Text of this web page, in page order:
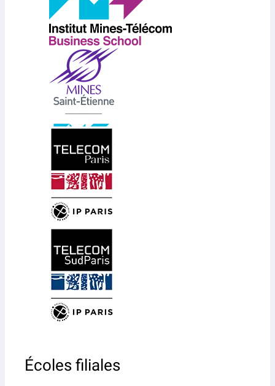
Écoles filiales